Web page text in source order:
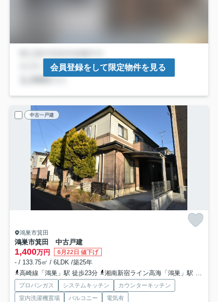
会員登録をして限定物件を見る
中古一戸建
鴻巣市箕田
鴻巣市箕田 中古戸建
1,400万円 6月22日 値下げ
- / 133.75㎡ / 6LDK /築25年
高崎線「鴻巣」駅 徒歩23分
湘南新宿ライン高海「鴻巣」駅 徒歩23分
プロパンガス システムキッチン
カウンターキッチン
室内洗濯機置場
バルコニー 電気有